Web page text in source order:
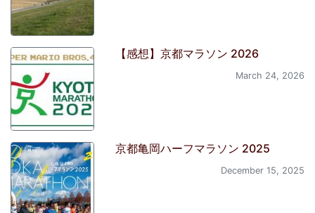
【感想】京都マラソン 2026
March 24, 2026
京都亀岡ハーフマラソン 2025
December 15, 2025